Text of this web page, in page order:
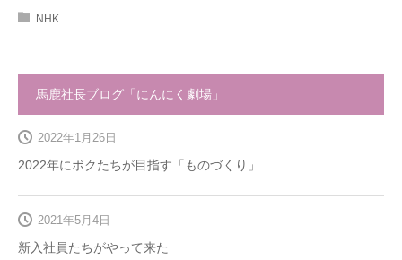
NHK
馬鹿社長ブログ「にんにく劇場」
2022年にボクたちが目指す「ものづくり」
2022年1月26日
新入社員たちがやって来た
2021年5月4日